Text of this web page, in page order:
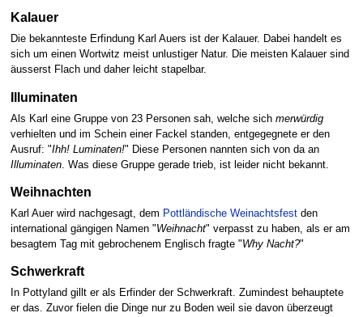
Kalauer
Die bekannteste Erfindung Karl Auers ist der Kalauer. Dabei handelt es
sich um einen Wortwitz meist unlustiger Natur. Die meisten Kalauer sind
äusserst Flach und daher leicht stapelbar.
Illuminaten
Als Karl eine Gruppe von 23 Personen sah, welche sich merwürdig
verhielten und im Schein einer Fackel standen, entgegegnete er den
Ausruf: "Ihh! Luminaten!" Diese Personen nannten sich von da an
Illuminaten. Was diese Gruppe gerade trieb, ist leider nicht bekannt.
Weihnachten
Karl Auer wird nachgesagt, dem Pottländische Weinachtsfestden
international gängigen Namen "Weihnacht" verpasst zu haben, als er am
besagtem Tag mit gebrochenem Englisch fragte "Why Nacht?"
Schwerkraft
In Pottyland gillt er als Erfinder der Schwerkraft. Zumindest behauptete
er das. Zuvor fielen die Dinge nur zu Boden weil sie davon überzeugt